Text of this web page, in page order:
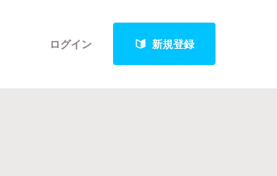
ログイン 新規登録